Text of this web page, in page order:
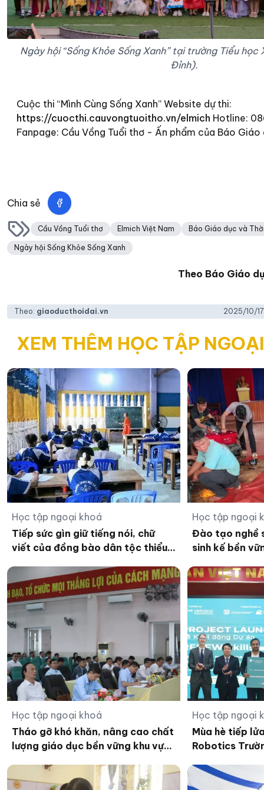
Ngày hội “Sống Khỏe Sống Xanh” tại trường Tiểu học
Đỉnh).
Cuộc thi “Mình Cùng Sống Xanh” Website dự thi:
https://cuocthi.cauvongtuoitho.vn/elmich Hotline:
Fanpage: Cầu Vồng Tuổi thơ - Ấn phẩm của Báo
Chia sẻ
Cầu Vồng Tuổi thơ Elmich Việt Nam Báo Giáo dục và
Ngày hội Sống Khỏe Sống Xanh
Theo Báo Giáo
Theo: giaoducthoidai.vn 2025/10/17
XEM THÊM HỌC TẬP
Học tập ngoại khoá
Tiếp sức gìn giữ tiếng nói, chữ
viết của đồng bào dân tộc thiểu
Học tập ngoại
Đào tạo nghề
sinh kế bền
Học tập ngoại khoá
Tháo gỡ khó khăn, nâng cao chất
lượng giáo dục bền vững khu vực
Học tập ngoại
Mùa hè tiếp
Robotics